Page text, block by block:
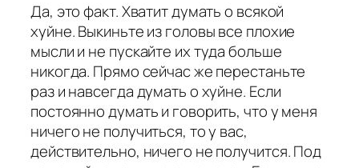
Да, это факт. Хватит думать о всякой
хуйне. Выкиньте из головы все плохие
мысли и не пускайте их туда больше
никогда. Прямо сейчас же перестаньте
раз и навсегда думать о хуйне. Если
постоянно думать и говорить, что у меня
ничего не получиться, то у вас,
действительно, ничего не получится. Под